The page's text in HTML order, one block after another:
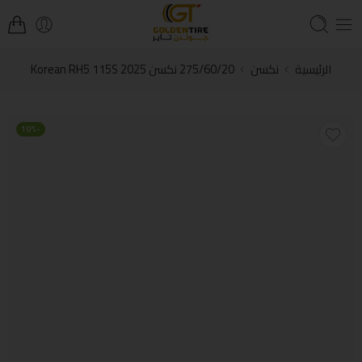
الرئيسية نكسن 275/60/20 نكسن Korean RH5 115S 2025
-10%